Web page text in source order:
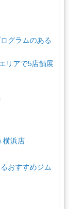
グラムのある
リアで5店舗展
横浜店
おすすめジム